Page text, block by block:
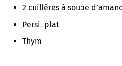
2 cuillères à soupe
Persil plat
Thym